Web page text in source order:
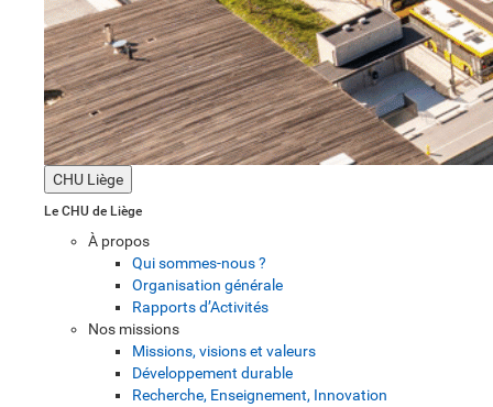
CHU Liège
Le CHU de Liège
À propos
Qui sommes-nous ?
Organisation générale
Rapports d’Activités
Nos missions
Missions, visions et valeurs
Développement durable
Recherche, Enseignement, Innovation